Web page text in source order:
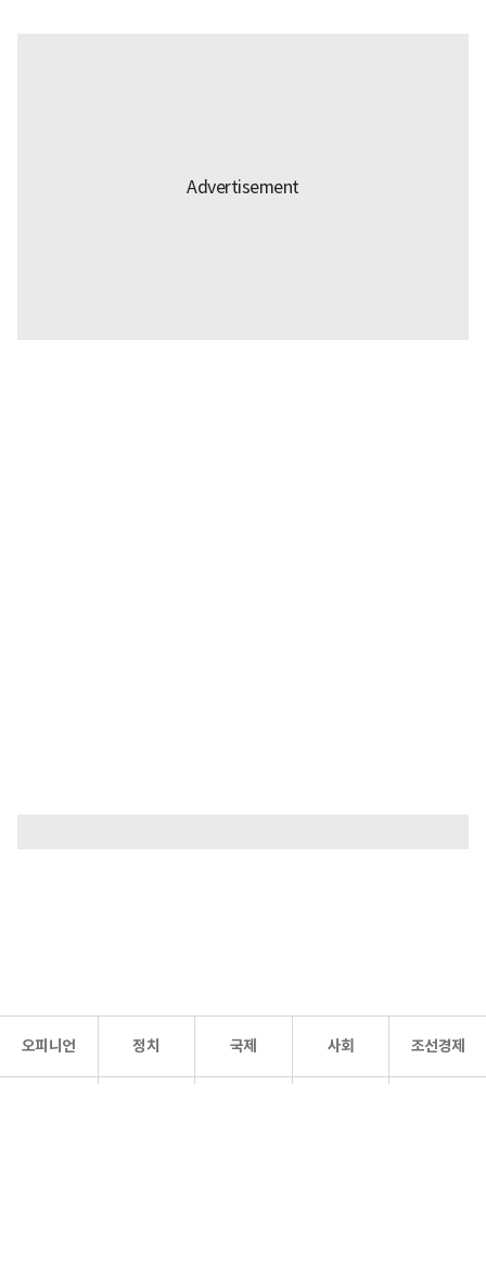
오피니언 정치 국제 사회 조선경제